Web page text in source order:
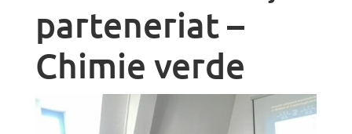
parteneriat –
Chimie verde